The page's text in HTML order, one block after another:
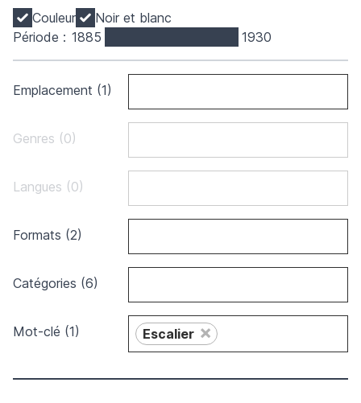
Couleur
Noir et blanc
Période : 1885 1930
Emplacement (1)
Genres (0)
Langues (0)
Formats (2)
Catégories (6)
Mot-clé (1) Escalier ×